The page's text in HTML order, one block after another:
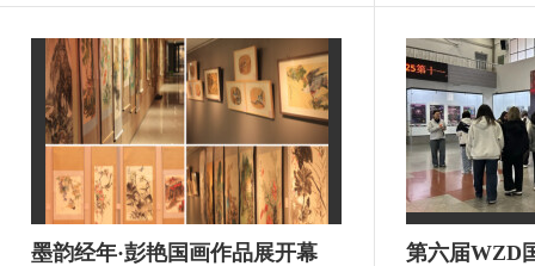
墨韵经年·彭艳国画作品展开幕
第六届WZD